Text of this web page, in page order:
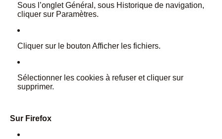
Sous l’onglet Général, sous Historique de navigation,
cliquer sur Paramètres.
Cliquer sur le bouton Afficher les fichiers.
Sélectionner les cookies à refuser et cliquer sur
supprimer.
Sur Firefox